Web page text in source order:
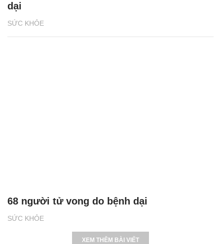
SỨC KHỎE
dại
SỨC KHỎE
68 người tử vong do bệnh dại
XEM THÊM BÀI VIẾT